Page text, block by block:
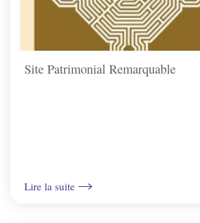
Site Patrimonial Remarquable
Lire la suite